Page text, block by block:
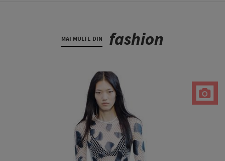
MAI MULTE DIN fashion